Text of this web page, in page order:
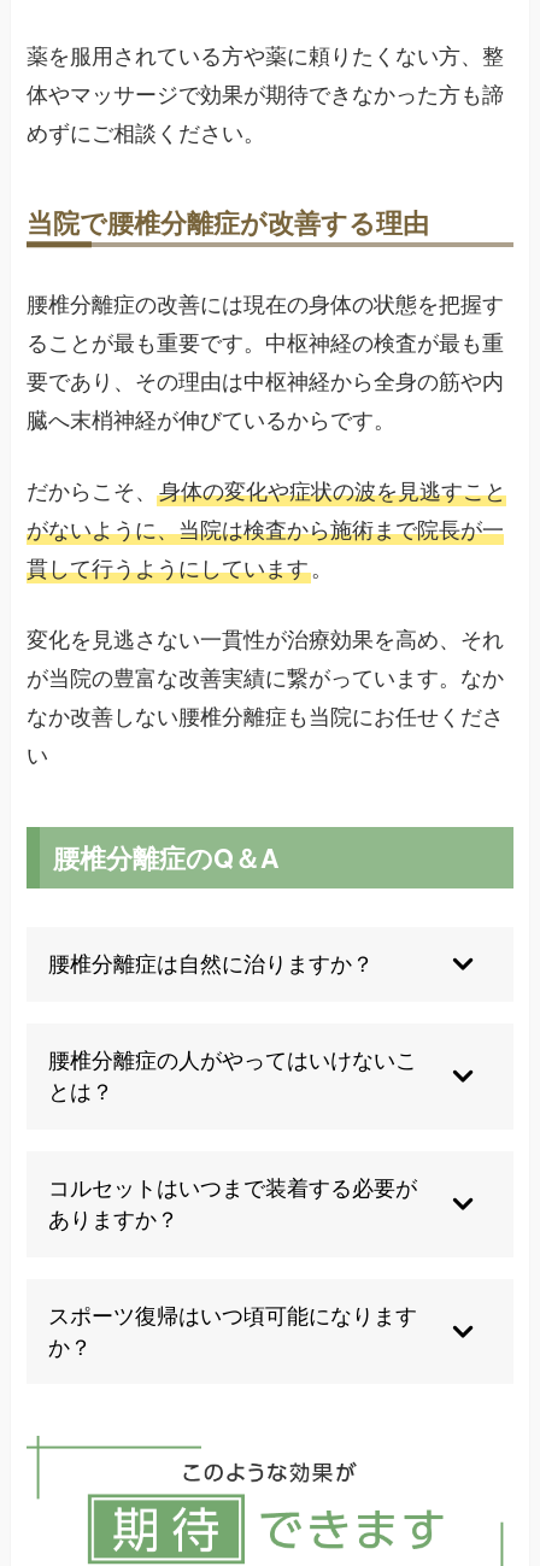
薬を服用されている方や薬に頼りたくない方、整
体やマッサージで効果が期待できなかった方も諦
めずにご相談ください。
当院で腰椎分離症が改善する理由
腰椎分離症の改善には現在の身体の状態を把握す
ることが最も重要です。中枢神経の検査が最も重
要であり、その理由は中枢神経から全身の筋や内
臓へ末梢神経が伸びているからです。
だからこそ、身体の変化や症状の波を見逃すこと
がないように、当院は検査から施術まで院長が一
貫して行うようにしています。
変化を見逃さない一貫性が治療効果を高め、それ
が当院の豊富な改善実績に繋がっています。なか
なか改善しない腰椎分離症も当院にお任せくださ
い
腰椎分離症のQ＆A
腰椎分離症は自然に治りますか？
ット固定により骨癒合が期待できます。
しかし、完全に分離してしまった場合は自然治癒
目指した施術を行っています。
腰椎分離症の人がやってはいけないこ
とは？
いスポーツは避けるべきです。また、長時間同じ
姿勢を続けることや痛みを我慢し続けることも症
状悪化の原因となります。
す。
コルセットはいつまで装着する必要が
ありますか？
でも運動時は装着が推奨されます。痛みがなくな
っても骨癒合が完了していない場合があるため、
医師の指示に従うことが重要です。
います。
スポーツ復帰はいつ頃可能になります
か？
スポーツを休む必要があります。段階的に運動療
法を行い、痛みの状況を見ながら徐々に競技レベ
ルを上げていきます。
当院では安全なスポーツ復帰のためのプログラム